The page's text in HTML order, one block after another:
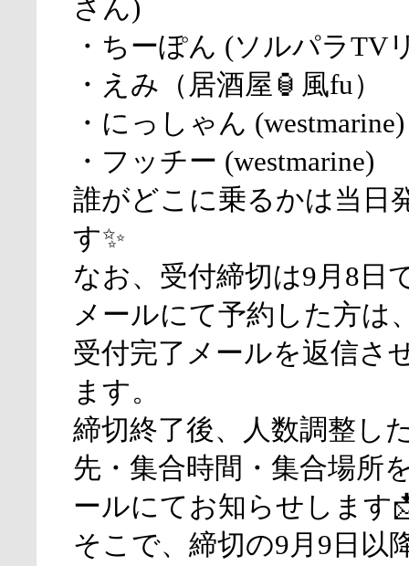
さん)
・ちーぽん (ソルパラTV
・えみ（居酒屋🏮風fu）
・にっしゃん (westmarine)
・フッチー (westmarine)
誰がどこに乗るかは当日
す✨
なお、受付締切は9月8日
メールにて予約した方は
受付完了メールを返信さ
ます。
締切終了後、人数調整し
先・集合時間・集合場所
ールにてお知らせします
そこで、締切の9月9日以